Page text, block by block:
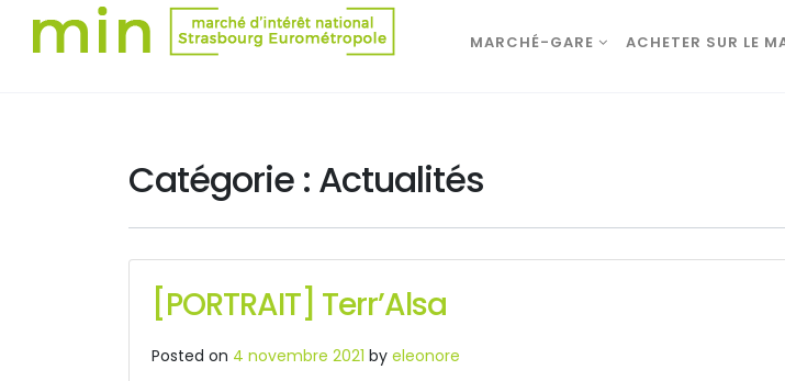
MARCHÉ-GARE ACHETER SUR LE
Catégorie : Actualités
[PORTRAIT] Terr’Alsa
Posted on 4 novembre 2021 by eleonore